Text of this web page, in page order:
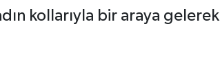
kollarıyla bir araya gelerek